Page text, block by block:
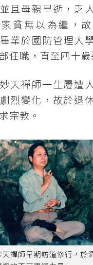
且母親早逝，乏
貧無以為繼，
業於國防管理大
任職，直至四十歲
天禪師一生屢遭
烈變化，故於退
宗教。
天禪師早期訪道修行，於